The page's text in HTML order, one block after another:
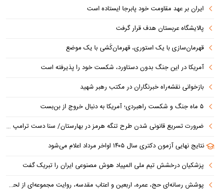
ایران بر عهد مقاومت خود پابرجا ایستاده است
پالایشگاه عربستان هدف قرار گرفت
قهرمان‌سازی با یک استوری، قهرمان‌کُشی با یک موضع
آمریکا در این جنگ بدون دستاورد، شکست خود را پذیرفته است
بازخوانی نقشه‌راه خبرنگاران در مکتب رهبر شهید
۵ ماه جنگ و شکست راهبردی؛ آمریکا به دنبال خروج از بن‌بست
ضرورت تسریع قانونی شدن طرح تنگه هرمز در بهارستان/ سنا دست ترامپ را برای اعمال فشار به ایران بازتر کرد
نتایج نهایی آزمون دکتری سال ۱۴۰۵ اواخر مرداد اعلام می‌شود
پزشکیان درخشش تیم ملی المپیاد هوش مصنوعی ایران را تبریک گفت
پوشش رسانه‌ای حج، عمره، اربعین و اعتاب مقدسه، روایت مجموعه‌ای از لحظه‌هاست